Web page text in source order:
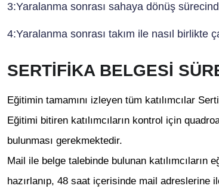
3:Yaralanma sonrası sahaya dönüş
4:Yaralanma sonrası takım ile nasıl birlikte
SERTİFİKA BELGESİ
Eğitimin tamamını izleyen tüm katılımcılar
Eğitimi bitiren katılımcıların kontrol için
bulunması gerekmektedir.
Mail ile belge talebinde bulunan
hazırlanıp, 48 saat içerisinde mail adreslerine